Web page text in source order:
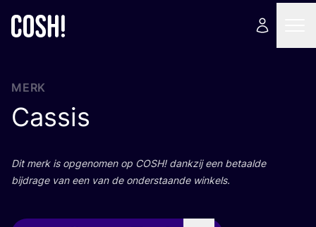
MERK
Cassis
Dit merk is opge­no­men op COSH! dank­zij een betaal­de
bij­dra­ge van een van de onder­staan­de winkels.